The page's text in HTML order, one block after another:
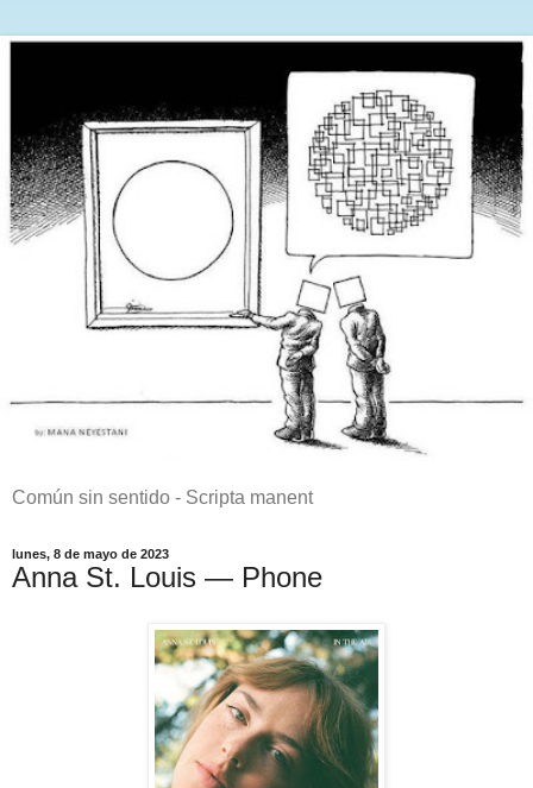
Común sin sentido - Scripta manent
lunes, 8 de mayo de 2023
Anna St. Louis — Phone